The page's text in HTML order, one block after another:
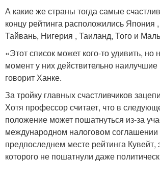
А какие же страны тогда самые
концу рейтинга расположились Япония
Тайвань, Нигерия , Таиланд, Того и
«Этот список может кого-то удивить, но
момент у них действительно
говорит Ханке.
За тройку главных счастливчиков
Хотя профессор считает, что в
положение может пошатнуться из-за
международном налоговом
предпоследнем месте рейтинга Кувейт,
которого не пошатнули даже